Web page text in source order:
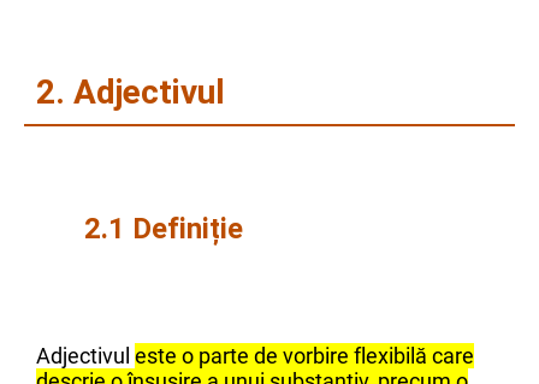
2. Adjectivul
2.1 Definiție
Adjectivul este o parte de vorbire flexibilă care